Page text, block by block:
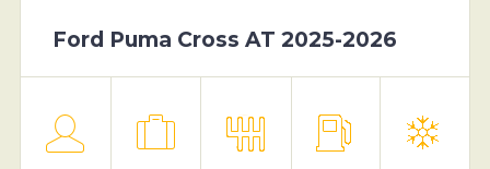
Ford Puma Cross AT 2025-2026